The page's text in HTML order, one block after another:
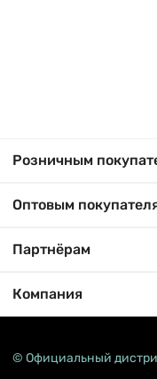
Розничным
Оптовым
Партнёрам
Компания
© Официальный